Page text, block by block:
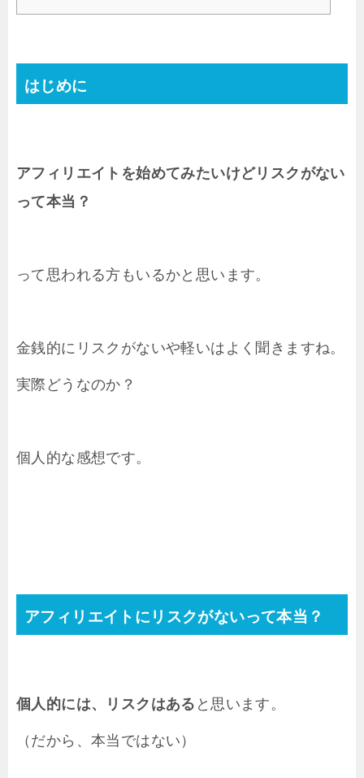
はじめに
アフィリエイトを始めてみたいけどリスクがない
って本当？
って思われる方もいるかと思います。
金銭的にリスクがないや軽いはよく聞きますね。
実際どうなのか？
個人的な感想です。
アフィリエイトにリスクがないって本当？
個人的には、リスクはある と思います。
（だから、本当ではない）